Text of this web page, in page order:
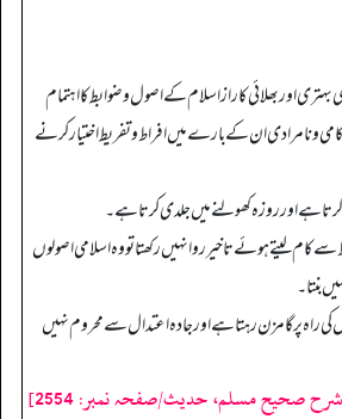
اور بھلائی کا راز اسلام کے اصول وضوابط کا اہتمام
ونامرادی ان کے بارے میں افراط وتفریط اختیار کرنے
ہے اورروزہ کھولنے میں جلدی کرتا ہے۔
کام لیتے ہوئے تاخیر روا نہیں رکھتا تو وہ اسلامی اصولوں
بنتا۔
راہ پر گامزن رہتا ہے اور جادہ اعتدال سے محروم نہیں
صحیح مسلم، حدیث/صفحہ نمبر: 2554]